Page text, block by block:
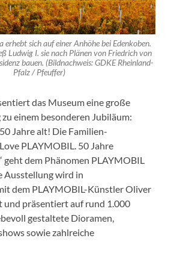
erhebt sich auf einer Anhöhe bei Edenkoben.
Ludwig I. sie nach Plänen von Friedrich von
bauen. (Bildnachweis: GDKE Rheinland-
Pfalz / Pfeuffer)
das Museum eine große
einem besonderen Jubiläum:
Jahre alt! Die Familien-
PLAYMOBIL. 50 Jahre
geht dem Phänomen PLAYMOBIL
Ausstellung wird in
dem PLAYMOBIL-Künstler Oliver
und präsentiert auf rund 1.000
gestaltete Dioramen,
sowie zahlreiche